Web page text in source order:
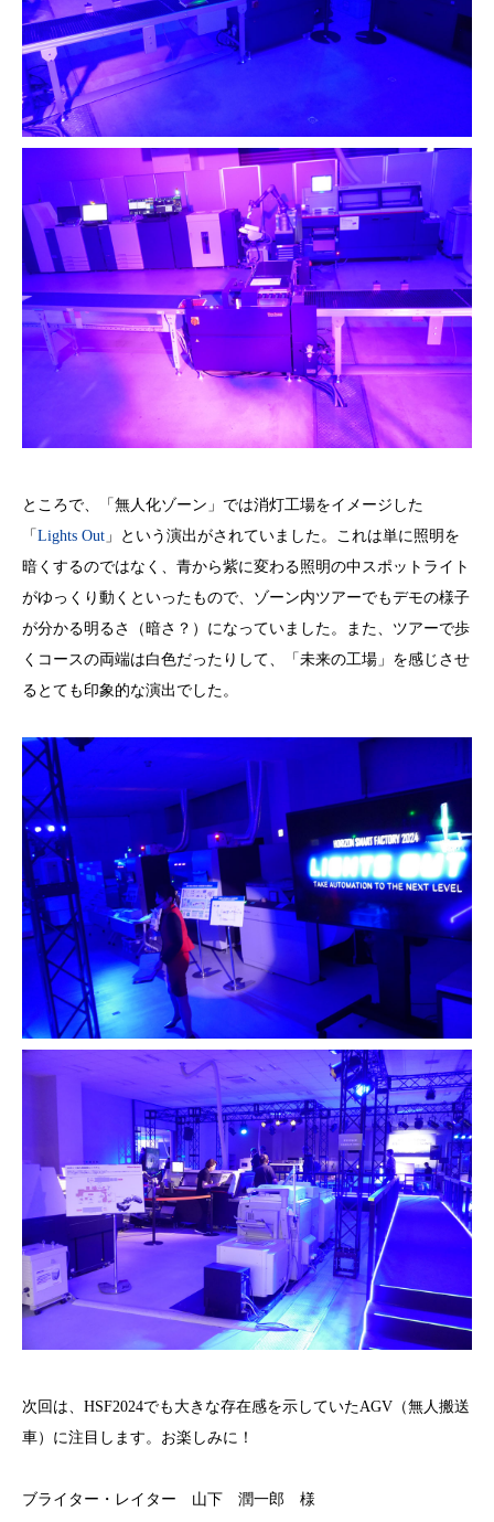
ところで、「無人化ゾーン」では消灯工場をイメージした
「 Lights Out 」という演出がされていました。これは単に照明を
暗くするのではなく、青から紫に変わる照明の中スポットライト
がゆっくり動くといったもので、ゾーン内ツアーでもデモの様子
が分かる明るさ（暗さ？）になっていました。また、ツアーで歩
くコースの両端は白色だったりして、「未来の工場」を感じさせ
るとても印象的な演出でした。
次回は、HSF2024でも大きな存在感を示していたAGV（無人搬送
車）に注目します。お楽しみに！
ブライター・レイター 山下 潤一郎 様